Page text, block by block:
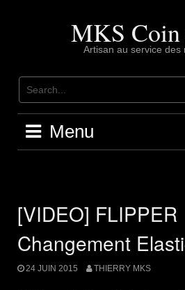
MKS Coin
Artisan au service des
Menu
[VIDEO] FLIPPER
Changement
24 JUIN 2015 THIERRY MKS